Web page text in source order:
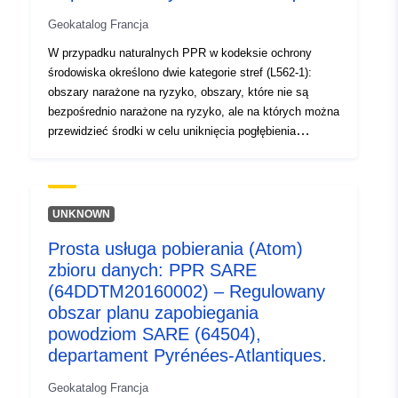
Geokatalog Francja
W przypadku naturalnych PPR w kodeksie ochrony
środowiska określono dwie kategorie stref (L562-1):
obszary narażone na ryzyko, obszary, które nie są
bezpośrednio narażone na ryzyko, ale na których można
przewidzieć środki w celu uniknięcia pogłębienia
Rozporządzenia zasadniczo rozróżniają trzy rodzaje
stref: 1- „Zabudowanie obszarów zabronionych”, znane
wysoki, a ogólną zasadą jest zakaz budowy; 2- „obszary
wydawane na receptę”, znane jako „obszary niebieskie”,
gdzie poziom zagrożenia jest średni, a projekty
podlegają wymogom dostosowanym do rodzaju emisji; 3
obszary, które nie są bezpośrednio narażone na ryzyko,
ale na których budowle, roboty budowlane,
przedsięwzięcia budowlane lub gospodarstwa rolne,
leśne, rzemieślnicze, handlowe lub przemysłowe
UNKNOWN
Prosta usługa pobierania (Atom)
zbioru danych: PPR SARE
(64DDTM20160002) – Regulowany
obszar planu zapobiegania
powodziom SARE (64504),
departament Pyrénées-Atlantiques.
Geokatalog Francja